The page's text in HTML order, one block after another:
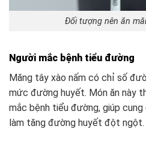
Đối tượng nên ăn
Người mắc bệnh tiểu đường
Măng tây xào nấm có chỉ số
mức đường huyết. Món ăn này
mắc bệnh tiểu đường, giúp
làm tăng đường huyết đột ngột.